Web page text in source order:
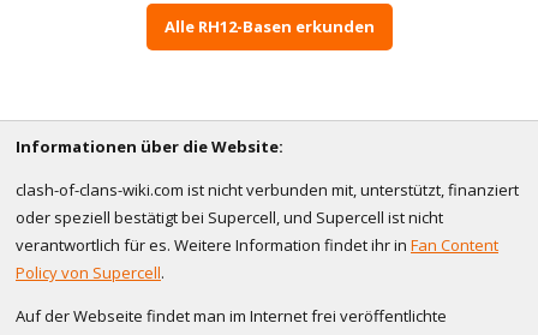
Alle RH12-Basen erkunden
Informationen über die Website:
clash-of-clans-wiki.com ist nicht verbunden mit, unterstützt, finanziert
oder speziell bestätigt bei Supercell, und Supercell ist nicht
verantwortlich für es. Weitere Information findet ihr in Fan Content
Policy von Supercell.
Auf der Webseite findet man im Internet frei veröffentlichte